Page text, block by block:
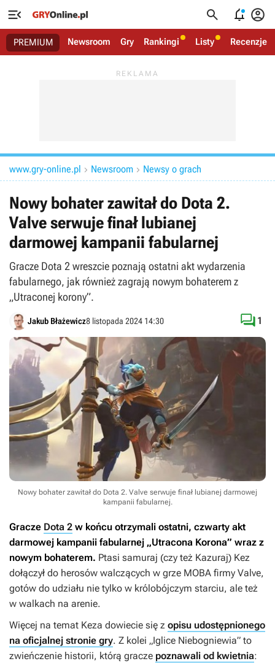
   
PREMIUM Newsroom Gry Rankingi Listy Recenzje
www.gry-online.pl  Newsroom  Newsy o grach
Nowy bohater zawitał do Dota 2.
Valve serwuje finał lubianej
darmowej kampanii fabularnej
Gracze Dota 2 wreszcie poznają ostatni akt wydarzenia
fabularnego, jak również zagrają nowym bohaterem z
„Utraconej korony”.
Jakub Błażewicz8 listopada 2024 14:30  1
Nowy bohater zawitał do Dota 2. Valve serwuje finał lubianej darmowej
kampanii fabularnej.
Gracze Dota 2 w końcu otrzymali ostatni, czwarty akt
darmowej kampanii fabularnej „Utracona Korona” wraz z
nowym bohaterem. Ptasi samuraj (czy też Kazuraj) Kez
dołączył do herosów walczących w grze MOBA firmy Valve,
gotów do udziału nie tylko w królobójczym starciu, ale też
w walkach na arenie.
Więcej na temat Keza dowiecie się z opisu udostępnionego
na oficjalnej stronie gry. Z kolei „Iglice Niebogniewia” to
zwieńczenie historii, którą gracze poznawali od kwietnia: